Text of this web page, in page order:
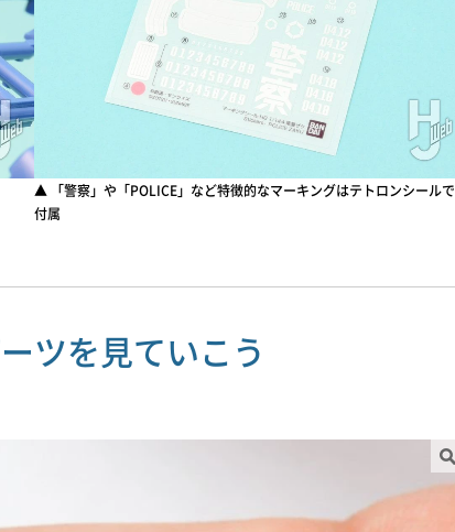
▲ 「警察」や「POLICE」など特徴的なマーキングはテトロンシールで
付属
ツを見ていこう